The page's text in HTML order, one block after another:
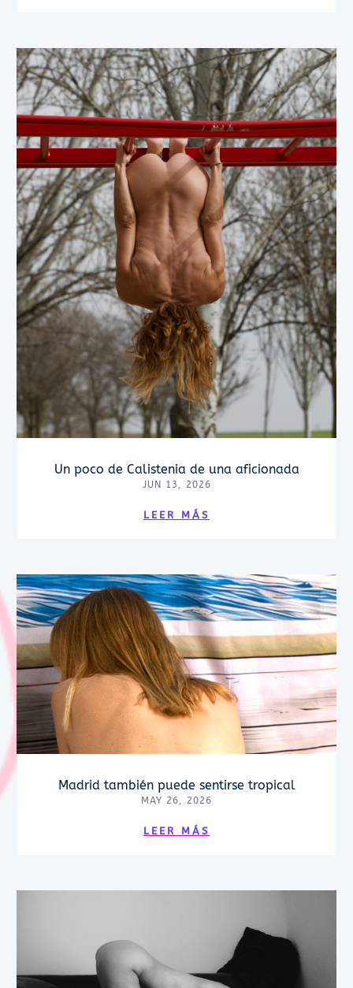
Un poco de Calistenia de una aficionada
JUN 13, 2026
LEER MÁS
Madrid también puede sentirse tropical
MAY 26, 2026
LEER MÁS